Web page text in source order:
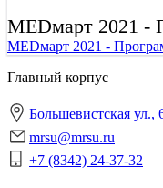
MEDмарт 2021 -
MEDмарт 2021 -
Главный корпус
Большевистская ул.,
mrsu@mrsu.ru
+7 (8342) 24-37-32